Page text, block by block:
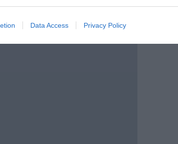
Data Access Privacy Policy